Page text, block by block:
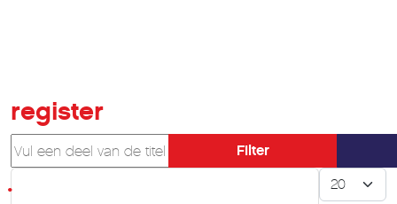
register
Vul een deel van de titel in
Filter
Toon #